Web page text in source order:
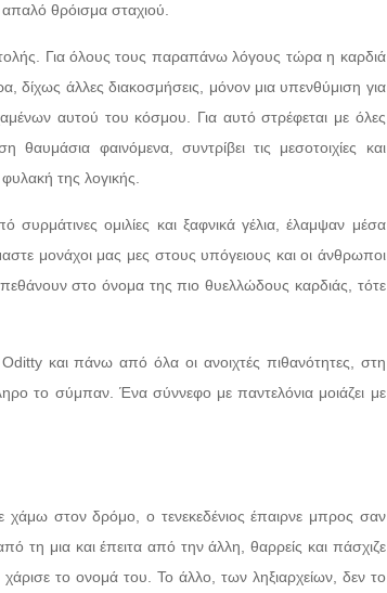
θρόισμα σταχιού.
Για όλους τους παραπάνω λόγους τώρα η καρδιά
δίχως άλλες διακοσμήσεις, μόνον μια υπενθύμιση για
αυτού του κόσμου. Για αυτό στρέφεται με όλες
φαινόμενα, συντρίβει τις μεσοτοιχίες και
της λογικής.
συρμάτινες ομιλίες και ξαφνικά γέλια, έλαμψαν μέσα
μονάχοι μας μες στους υπόγειους και οι άνθρωποι
στο όνομα της πιο θυελλώδους καρδιάς, τότε
και πάνω από όλα οι ανοιχτές πιθανότητες, στη
το σύμπαν. Ένα σύννεφο με παντελόνια μοιάζει με
στον δρόμο, ο τενεκεδένιος έπαιρνε μπρος σαν
τη μια και έπειτα από την άλλη, θαρρείς και πάσχιζε
το ονομά του. Το άλλο, των ληξιαρχείων, δεν το